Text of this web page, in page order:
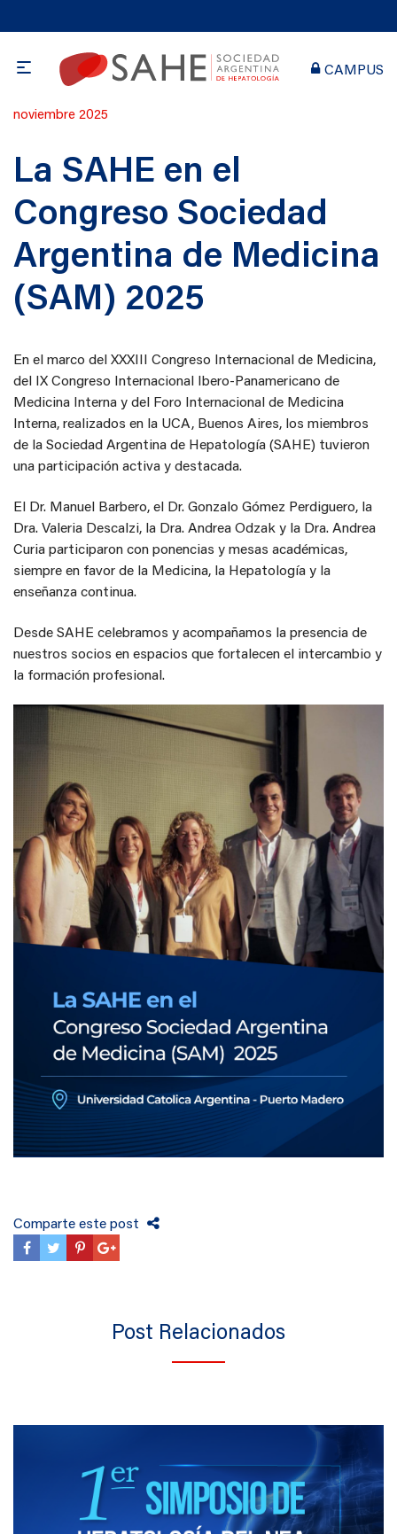
CAMPUS
Publicado
noviembre 2025
La SAHE en el
Congreso Sociedad
Argentina de Medicina
(SAM) 2025
En el marco del XXXIII Congreso Internacional de Medicina,
del IX Congreso Internacional Ibero-Panamericano de
Medicina Interna y del Foro Internacional de Medicina
Interna, realizados en la UCA, Buenos Aires, los miembros
de la Sociedad Argentina de Hepatología (SAHE) tuvieron
una participación activa y destacada.
El Dr. Manuel Barbero, el Dr. Gonzalo Gómez Perdiguero, la
Dra. Valeria Descalzi, la Dra. Andrea Odzak y la Dra. Andrea
Curia participaron con ponencias y mesas académicas,
siempre en favor de la Medicina, la Hepatología y la
enseñanza continua.
Desde SAHE celebramos y acompañamos la presencia de
nuestros socios en espacios que fortalecen el intercambio y
la formación profesional.
Comparte este post
Post Relacionados